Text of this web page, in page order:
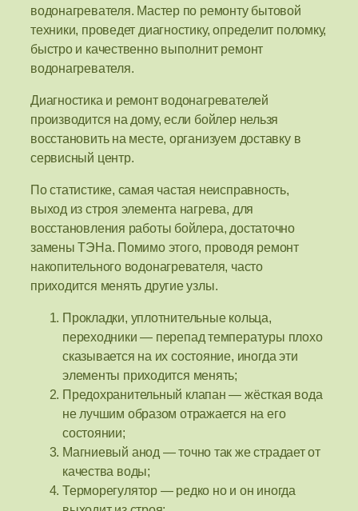
водонагревателя. Мастер по ремонту бытовой
техники, проведет диагностику, определит поломку,
быстро и качественно выполнит ремонт
водонагревателя.
Диагностика и ремонт водонагревателей
производится на дому, если бойлер нельзя
восстановить на месте, организуем доставку в
сервисный центр.
По статистике, самая частая неисправность,
выход из строя элемента нагрева, для
восстановления работы бойлера, достаточно
замены ТЭНа. Помимо этого, проводя ремонт
накопительного водонагревателя, часто
приходится менять другие узлы.
Прокладки, уплотнительные кольца,
переходники — перепад температуры плохо
сказывается на их состояние, иногда эти
элементы приходится менять;
Предохранительный клапан — жёсткая вода
не лучшим образом отражается на его
состоянии;
Магниевый анод — точно так же страдает от
качества воды;
Терморегулятор — редко но и он иногда